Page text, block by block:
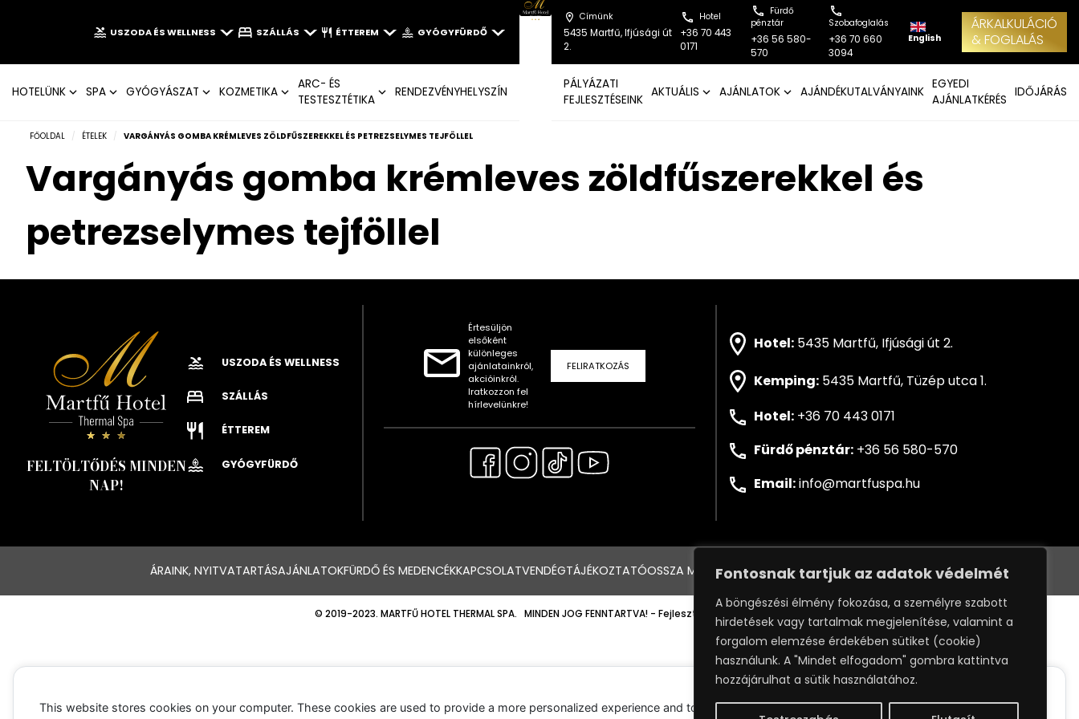
Fontosnak tartjuk az adatok védelmét
A böngészési élmény fokozása, a személyre szabott
hirdetések vagy tartalmak megjelenítése, valamint a
forgalom elemzése érdekében sütiket (cookie)
használunk. A "Mindet elfogadom" gombra kattintva
hozzájárulhat a sütik használatához.
USZODA ÉS WELLNESS SZÁLLÁS ÉTTEREM GYÓGYFÜRDŐ
HOTELÜNK SPA GYÓGYÁSZAT KOZMETIKA
ARC- ÉS
TESTESZTÉTIKA
RENDEZVÉNYHELYSZÍN
Címünk
5435 Martfű, Ifjúsági út
2.
Hotel
+36 70 443
0171
Fürdő
pénztár
+36 56 580-
570
Szobafoglalás
+36 70 660
3094
English
ÁRKALKULÁCIÓ
& FOGLALÁS
PÁLYÁZATI
FEJLESZTÉSEINK
AKTUÁLIS AJÁNLATOK AJÁNDÉKUTALVÁNYAINK
EGYEDI
AJÁNLATKÉRÉS
IDŐJÁRÁS
FŐOLDAL / ÉTELEK / VARGÁNYÁS GOMBA KRÉMLEVES ZÖLDFŰSZEREKKEL ÉS PETREZSELYMES TEJFÖLLEL
Vargányás gomba krémleves zöldfűszerekkel és
petrezselymes tejföllel
FELTÖLTŐDÉS MINDEN
NAP!
USZODA ÉS WELLNESS
SZÁLLÁS
ÉTTEREM
GYÓGYFÜRDŐ
Értesüljön
elsőként
különleges
ajánlatainkról,
akcióinkról.
Iratkozzon fel
hírlevelünkre!
FELIRATKOZÁS
Hotel: 5435 Martfű, Ifjúsági út 2.
Kemping: 5435 Martfű, Tüzép utca 1.
Hotel: +36 70 443 0171
Fürdő pénztár: +36 56 580-570
Email:info@martfuspa.hu
ÁRAINK, NYITVATARTÁSAJÁNLATOKFÜRDŐ ÉS MEDENCÉKKAPCSOLATVENDÉGTÁJÉKOZTATÓOSSZA MEG VÉLEMÉNYÉTADATKEZELÉSI SZABÁLYZAT
© 2019-2023. MARTFŰ HOTEL THERMAL SPA. MINDEN JOG FENNTARTVA! - Fejlesztette: WEBPRO
This website stores cookies on your computer. These cookies are used to provide a more personalized experience and to track your whereabouts around